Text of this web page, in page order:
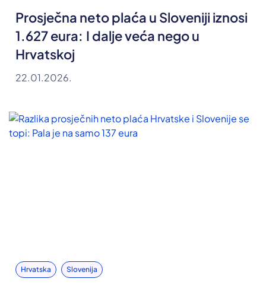
Prosječna neto plaća u Sloveniji iznosi
1.627 eura: I dalje veća nego u
Hrvatskoj
22.01.2026.
Hrvatska Slovenija